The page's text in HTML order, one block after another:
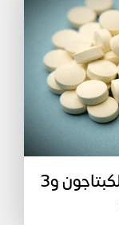
أسرع طريقة تنظيف البول من الكبتاجون و3